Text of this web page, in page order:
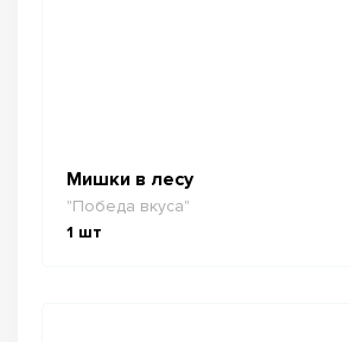
Мишки в лесу
"Победа вкуса"
1 шт